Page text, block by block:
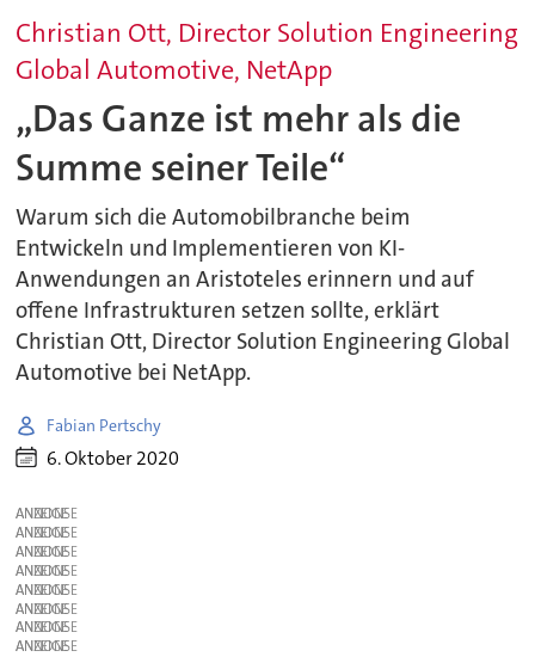
Christian Ott, Director Solution Engineering
Global Automotive, NetApp
„Das Ganze ist mehr als die
Summe seiner Teile“
Warum sich die Automobilbranche beim
Entwickeln und Implementieren von KI-
Anwendungen an Aristoteles erinnern und auf
offene Infrastrukturen setzen sollte, erklärt
Christian Ott, Director Solution Engineering Global
Automotive bei NetApp.
Fabian Pertschy
6. Oktober 2020
ANZEIGE
ANZEIGE
ANZEIGE
ANZEIGE
ANZEIGE
ANZEIGE
ANZEIGE
ANZEIGE